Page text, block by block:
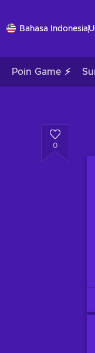
Bahasa Indonesia
Poin Game ⚡
0